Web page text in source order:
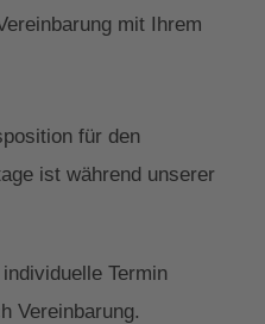
mit Ihrem
für den
ist während unserer
Termin
Vereinbarung.